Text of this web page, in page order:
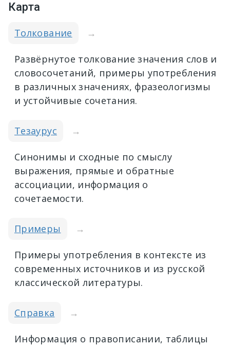
Карта
Толкование →
Развёрнутое толкование значения слов и
словосочетаний, примеры употребления
в различных значениях, фразеологизмы
и устойчивые сочетания.
Тезаурус →
Синонимы и сходные по смыслу
выражения, прямые и обратные
ассоциации, информация о
сочетаемости.
Примеры →
Примеры употребления в контексте из
современных источников и из русской
классической литературы.
Справка →
Информация о правописании, таблицы